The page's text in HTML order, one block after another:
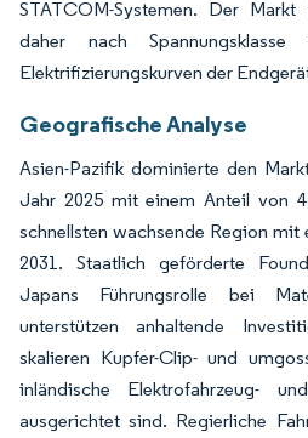
STATCOM-Systemen. Der
daher nach
Elektrifizierungskurven der
Geografische Analyse
Asien-Pazifik dominierte den
Jahr 2025 mit einem Anteil von
schnellsten wachsende Region mit
2031. Staatlich geförderte
Japans Führungsrolle bei
unterstützen anhaltende
skalieren Kupfer-Clip- und
inländische Elektrofahrzeug-
ausgerichtet sind. Regierliche